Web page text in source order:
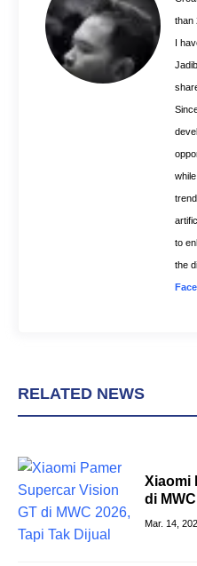
k
s
t
p
than
I
to
the
RELATED NEWS
Xiaomi
di
Mar. 14,